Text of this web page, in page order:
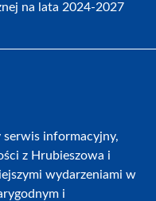
na lata 2024-2027
informacyjny,
z Hrubieszowa i
wydarzeniami w
i